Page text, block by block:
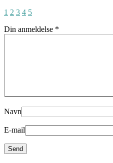
1 2 3 4 5
Din anmeldelse *
Navn
E-mail